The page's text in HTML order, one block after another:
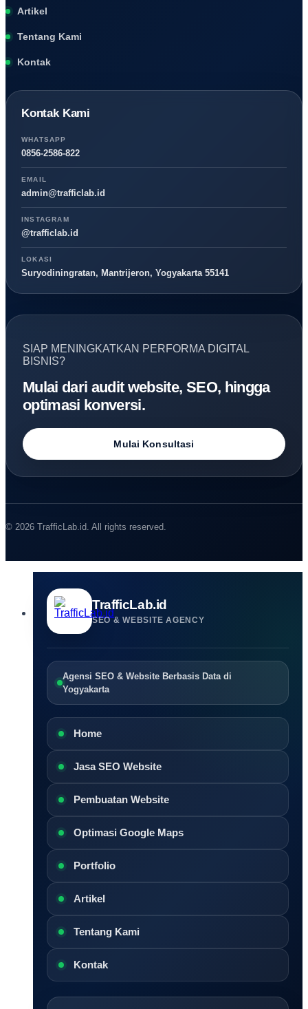
Artikel
Tentang Kami
Kontak
Kontak Kami
WHATSAPP
0856-2586-822
EMAIL
admin@trafficlab.id
INSTAGRAM
@trafficlab.id
LOKASI
Suryodiningratan, Mantrijeron, Yogyakarta 55141
SIAP MENINGKATKAN PERFORMA DIGITAL
BISNIS?
Mulai dari audit website, SEO, hingga
optimasi konversi.
Mulai Konsultasi
© 2026 TrafficLab.id. All rights reserved.
TrafficLab.id
SEO & WEBSITE AGENCY
Agensi SEO & Website Berbasis Data di
Yogyakarta
Home
Jasa SEO Website
Pembuatan Website
Optimasi Google Maps
Portfolio
Artikel
Tentang Kami
Kontak